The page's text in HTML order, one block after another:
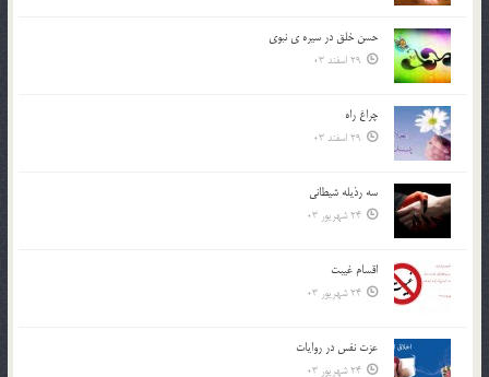
حسن خلق در سيره ي نبوي
29 اسفند 03
چراغ راه
29 اسفند 03
سه رذیله شیطانی
24 شهریور 03
اقسام غيبت
24 شهریور 03
عزت نفس در روايات
24 شهریور 03